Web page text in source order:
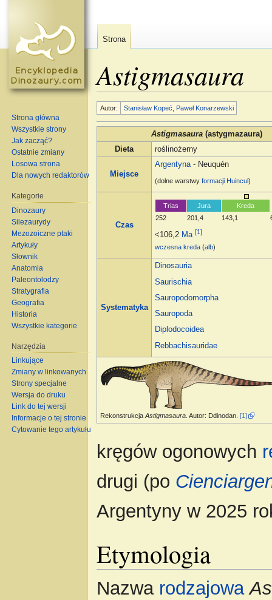
Astigmasaura
Autor: Stanisław Kopeć Paweł Konarzewski
Astigmasaura (astygmazaura)
Dieta
roślinożerny
Miejsce
Argentyna- Neuquén
(dolne warstwyformacji Huincul)
Czas
Trias
252
Jura
201,4
Kreda
143,1
<106,2 Ma [1]
wczesna kreda (alb)
Systematyka
Dinosauria
Saurischia
Sauropodomorpha
Sauropoda
Diplodocoidea
Rebbachisauridae
RekonstrukcjaAstigmasaura . Autor: Ddinodan. [1]
kręgów ogonowych
drugi (po
Argentyny w 2025
Etymologia
Nazwa rodzajowa
Strona
Strona główna
Wszystkie strony
Jak zacząć?
Ostatnie zmiany
Losowa strona
Dla nowych redaktorów
Kategorie
Dinozaury
Silezaurydy
Mezozoiczne ptaki
Artykuły
Słownik
Anatomia
Paleontolodzy
Stratygrafia
Geografia
Historia
Wszystkie kategorie
Narzędzia
Linkujące
Zmiany w linkowanych
Strony specjalne
Wersja do druku
Link do tej wersji
Informacje o tej stronie
Cytowanie tego artykułu